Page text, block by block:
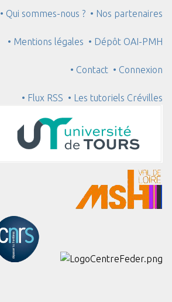
• Qui sommes-nous ? • Nos partenaires
• Mentions légales • Dépôt OAI-PMH
• Contact • Connexion
• Flux RSS • Les tutoriels Crévilles